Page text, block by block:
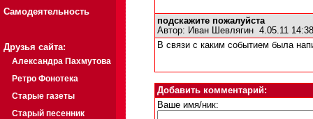
Самодеятельность
Друзья сайта:
Александра Пахмутова
Ретро Фонотека
Старые газеты
Старый песенник
подскажите пожалуйста
Автор: Иван Шевлягин 4.05.11
В связи с каким событием была
Добавить комментарий:
Ваше имя/ник: